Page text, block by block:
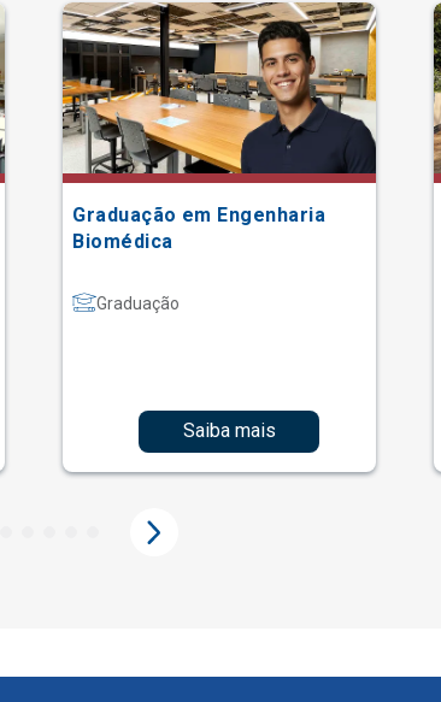
Graduação em Engenharia
Biomédica
Graduação
Saiba mais